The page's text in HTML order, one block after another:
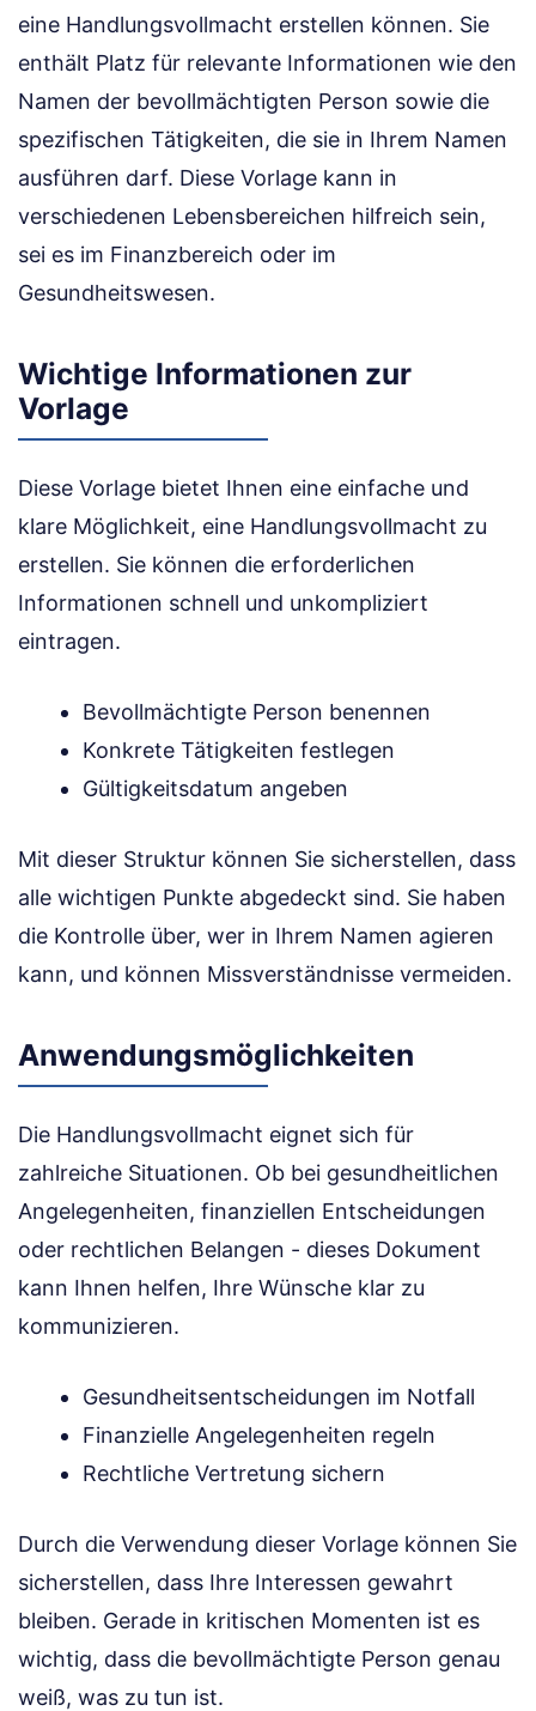
eine Handlungs­vollmacht erstellen können. Sie
enthält Platz für relevante Informationen wie den
Namen der bevollmächtigten Person sowie die
spezifischen Tätigkeiten, die sie in Ihrem Namen
ausführen darf. Diese Vorlage kann in
verschiedenen Lebensbereichen hilfreich sein,
sei es im Finanzbereich oder im
Gesundheitswesen.
Wichtige Informationen zur
Vorlage
Diese Vorlage bietet Ihnen eine einfache und
klare Möglichkeit, eine Handlungs­vollmacht zu
erstellen. Sie können die erforderlichen
Informationen schnell und unkompliziert
eintragen.
Bevollmächtigte Person benennen
Konkrete Tätigkeiten festlegen
Gültigkeitsdatum angeben
Mit dieser Struktur können Sie sicherstellen, dass
alle wichtigen Punkte abgedeckt sind. Sie haben
die Kontrolle über, wer in Ihrem Namen agieren
kann, und können Missverständnisse vermeiden.
Anwendungsmöglichkeiten
Die Handlungs­vollmacht eignet sich für
zahlreiche Situationen. Ob bei gesundheitlichen
Angelegenheiten, finanziellen Entscheidungen
oder rechtlichen Belangen - dieses Dokument
kann Ihnen helfen, Ihre Wünsche klar zu
kommunizieren.
Gesundheitsentscheidungen im Notfall
Finanzielle Angelegenheiten regeln
Rechtliche Vertretung sichern
Durch die Verwendung dieser Vorlage können Sie
sicherstellen, dass Ihre Interessen gewahrt
bleiben. Gerade in kritischen Momenten ist es
wichtig, dass die bevollmächtigte Person genau
weiß, was zu tun ist.